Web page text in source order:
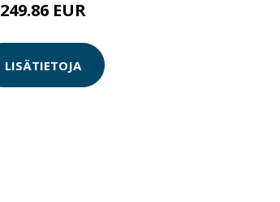
249.86 EUR
LISÄTIETOJA